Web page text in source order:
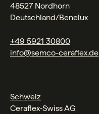
48527 Nordhorn
Deutschland/Benelux
+49 5921 30800
info@semco-ceraflex.de
Schweiz
Ceraflex‑Swiss AG